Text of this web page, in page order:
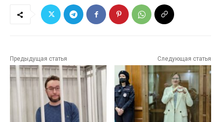
Предыдущая статья Следующая статья